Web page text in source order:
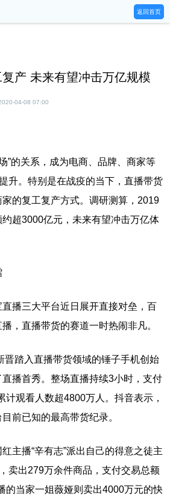
返回首页
产 未来有望冲击万亿规模
04-08 07:00
”的关系，成为电商、品牌、商家等
升。特别是在战疫的当下，直播带货
的复工复产方式。调研测算，2019
超3000亿元，未来有望冲击万亿体
三大平台近日展开直接对垒，百
，直播带货的赛道一时热闹非凡。
踏入直播带货领域的锤子手机创始
播首秀。整场直播持续3小时，支付
计观看人数超4800万人。抖音表示，
前已知的最高带货纪录。
播“辛有志”派出自己的得意之徒主
卖出279万余件商品，支付交易总额
的当家一姐薇娅则卖出4000万元的快